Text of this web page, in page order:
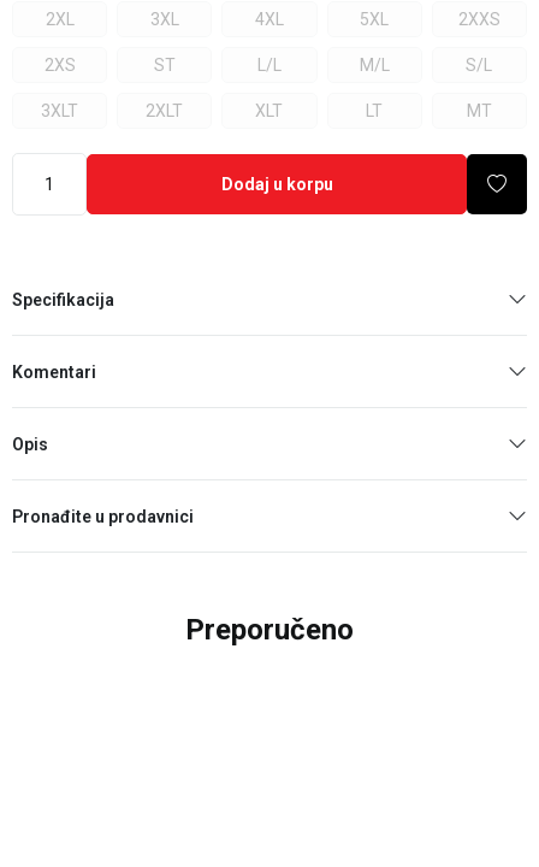
2XL 3XL 4XL 5XL 2XXS
2XS ST L/L M/L S/L
3XLT 2XLT XLT LT MT
Dodaj u korpu
Specifikacija
Komentari
Opis
Pronađite u prodavnici
Preporučeno